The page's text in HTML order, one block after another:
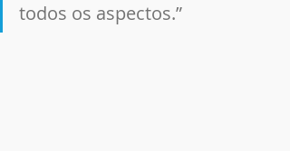
todos os aspectos.”